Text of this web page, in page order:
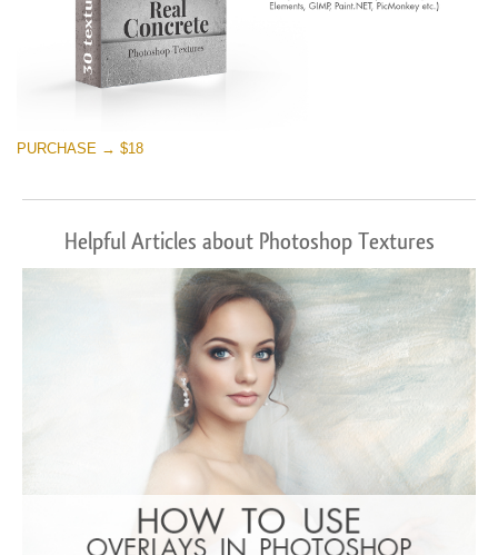
PURCHASE → $18
Helpful Articles about Photoshop Textures